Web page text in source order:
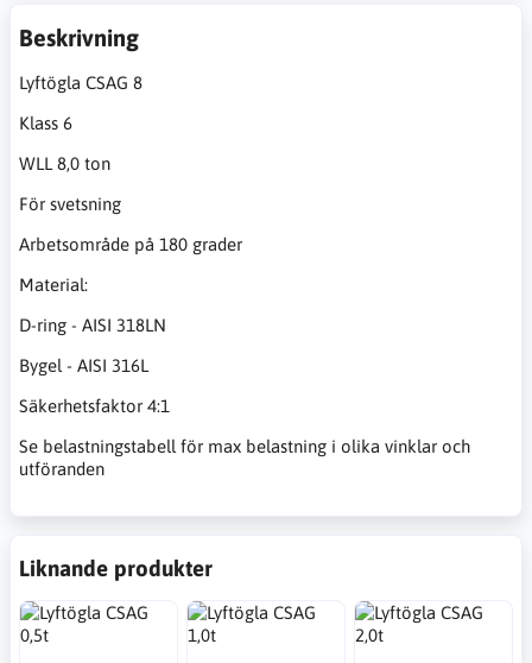
Beskrivning
Lyftögla CSAG 8
Klass 6
WLL 8,0 ton
För svetsning
Arbetsområde på 180 grader
Material:
D-ring - AISI 318LN
Bygel - AISI 316L
Säkerhetsfaktor 4:1
Se belastningstabell för max belastning i olika vinklar och
utföranden
Liknande produkter